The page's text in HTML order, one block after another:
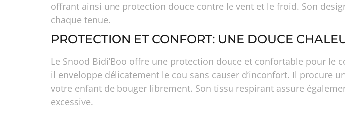
offrant ainsi une protection douce contre le vent et le froid. Son
chaque tenue.
PROTECTION ET CONFORT: UNE DOUCE
Le Snood Bidi’Boo offre une protection douce et confortable pour le
il enveloppe délicatement le cou sans causer d’inconfort. Il procure
votre enfant de bouger librement. Son tissu respirant assure
excessive.